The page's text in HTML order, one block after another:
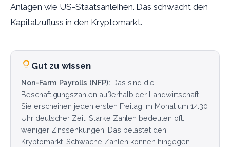
Anlagen wie US-Staatsanleihen. Das schwächt den
Kapitalzufluss in den Kryptomarkt.
Gut zu wissen
Non-Farm Payrolls (NFP): Das sind die
Beschäftigungszahlen außerhalb der Landwirtschaft.
Sie erscheinen jeden ersten Freitag im Monat um 14:30
Uhr deutscher Zeit. Starke Zahlen bedeuten oft:
weniger Zinssenkungen. Das belastet den
Kryptomarkt. Schwache Zahlen können hingegen